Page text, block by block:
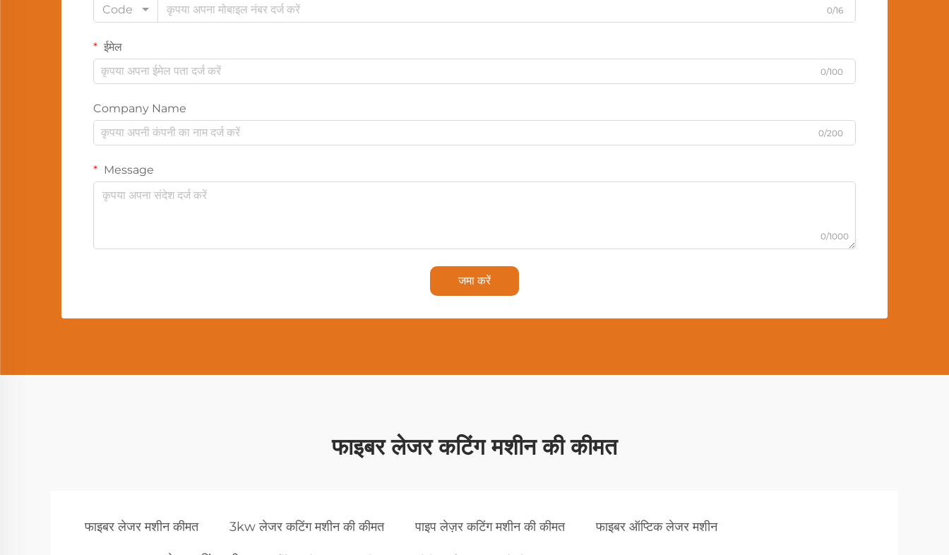
Code
0/16
ईमेल
0/100
Company Name
0/200
Message
0/1000
जमा करें
फाइबर लेजर कटिंग मशीन की कीमत
फाइबर लेजर मशीन कीमत 3kw लेजर कटिंग मशीन की कीमत पाइप लेज़र कटिंग मशीन की कीमत फाइबर ऑप्टिक लेजर मशीन